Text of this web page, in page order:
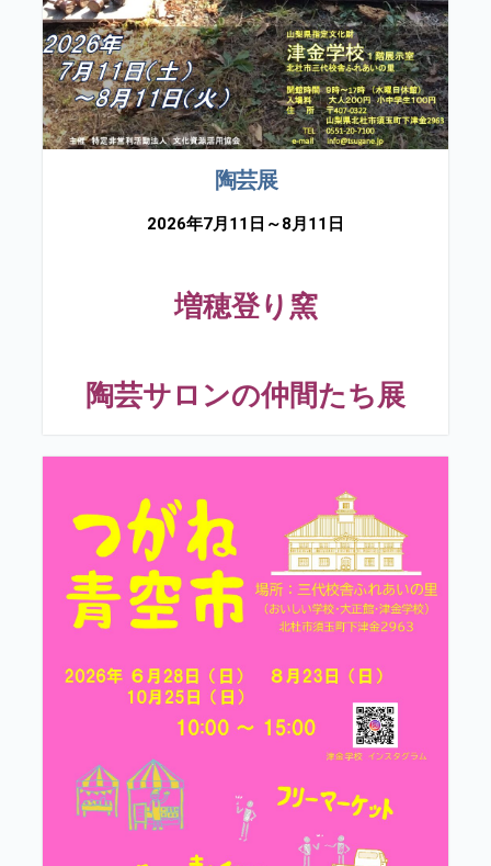
陶芸展
2026年7月11日～8月11日
増穂登り窯
陶芸サロンの仲間たち展